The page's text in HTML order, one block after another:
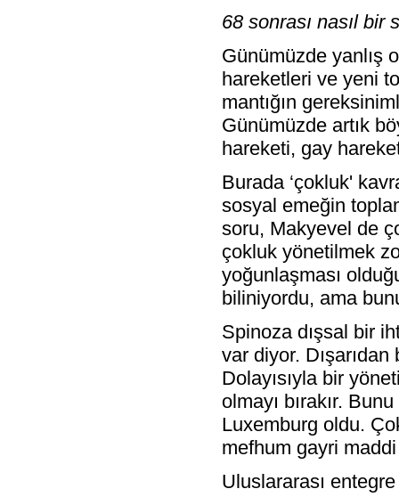
68 sonrası nasıl bir
Günümüzde yanlış
hareketleri ve yeni
mantığın
Günümüzde artık
hareketi, gay
Burada ‘çokluk'
sosyal emeğin
soru, Makyevel de
çokluk yönetilmek
yoğunlaşması
biliniyordu, ama
Spinoza dışsal bir
var diyor.
Dolayısıyla bir
olmayı bırakır.
Luxemburg oldu.
mefhum gayri
Uluslararası